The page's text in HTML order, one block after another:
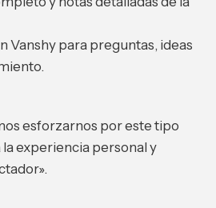
Vanshy para preguntas, ideas
esforzarnos por este tipo
experiencia personal y